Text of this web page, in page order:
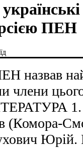
ПЕН
назвав
члени
1.
(Комора-
Юрій.